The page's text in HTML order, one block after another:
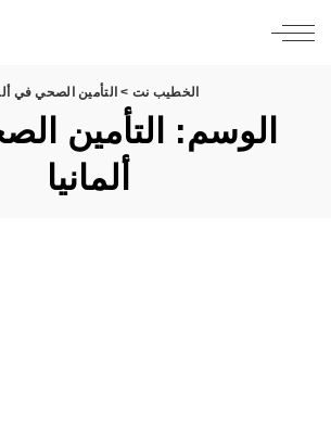
الخطيب نت> التأمين الصحي في
الوسم:
التأمين
ألمانيا